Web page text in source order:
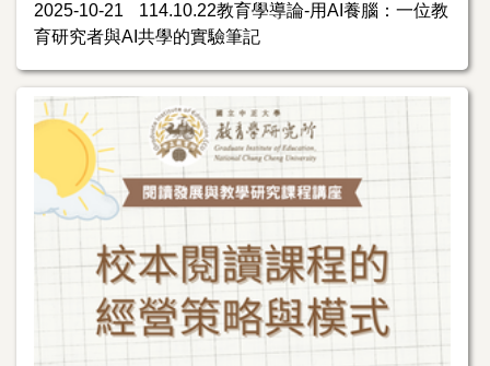
2025-10-21
114.10.22教育學導論-用AI養腦：一位教
育研究者與AI共學的實驗筆記